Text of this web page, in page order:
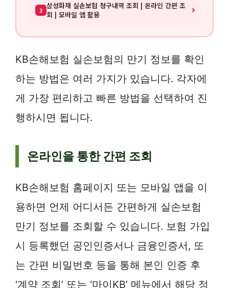
3 삼성화재 실손보험 청구내역 조회 | 온라인 간편 조
회 | 모바일 앱 활용
KB손해보험 실손보험의 만기 정보를 확인
하는 방법은 여러 가지가 있습니다. 각자에
게 가장 편리하고 빠른 방법을 선택하여 진
행하시면 됩니다.
온라인을 통한 간편 조회
KB손해보험 홈페이지 또는 모바일 앱을 이
용하면 언제 어디서든 간편하게 실손보험
만기 정보를 조회할 수 있습니다. 보험 가입
시 등록했던 공인인증서나 금융인증서, 또
는 간편 비밀번호 등을 통해 본인 인증 후
‘계약 조회’ 또는 ‘마이KB’ 메뉴에서 해당 정